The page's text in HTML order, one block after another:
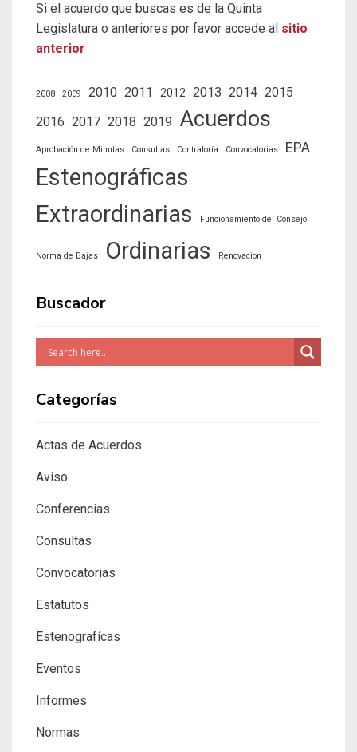
Si el acuerdo que buscas es de la Quinta
Legislatura o anteriores por favor accede al sitio
anterior
2008 2009 2010 2011 2012 2013 2014 2015
2016 2017 2018 2019 Acuerdos
Aprobación de Minutas Consultas Contraloría Convocatorias EPA
Estenográficas
Extraordinarias
Funcionamiento del Consejo
Norma de Bajas Ordinarias Renovacion
Buscador
Categorías
Actas de Acuerdos
Aviso
Conferencias
Consultas
Convocatorias
Estatutos
Estenografícas
Eventos
Informes
Normas